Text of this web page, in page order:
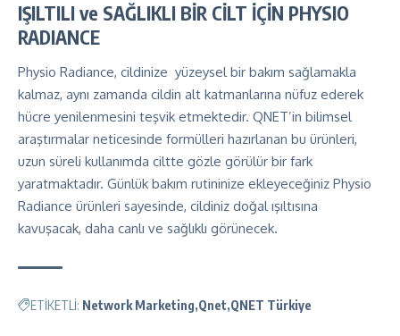
IŞILTILI ve SAĞLIKLI BİR CİLT İÇİN PHYSIO
RADIANCE
Physio Radiance, cildinize yüzeysel bir bakım sağlamakla
kalmaz, aynı zamanda cildin alt katmanlarına nüfuz ederek
hücre yenilenmesini teşvik etmektedir. QNET’in bilimsel
araştırmalar neticesinde formülleri hazırlanan bu ürünleri,
uzun süreli kullanımda ciltte gözle görülür bir fark
yaratmaktadır. Günlük bakım rutininize ekleyeceğiniz Physio
Radiance ürünleri sayesinde, cildiniz doğal ışıltısına
kavuşacak, daha canlı ve sağlıklı görünecek.
ETİKETLİ: Network Marketing Qnet QNET Türkiye